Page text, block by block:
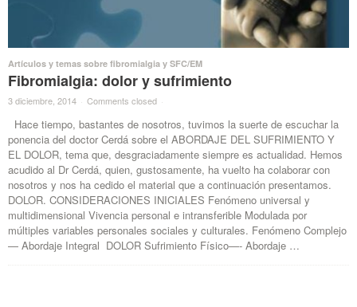
Artículos y temas sobre fibromialgia y SFC/EM
Fibromialgia: dolor y sufrimiento
3 diciembre, 2014 · Comments closed ·
Hace tiempo, bastantes de nosotros, tuvimos la suerte de escuchar la
ponencia del doctor Cerdá sobre el ABORDAJE DEL SUFRIMIENTO Y
EL DOLOR, tema que, desgraciadamente siempre es actualidad. Hemos
acudido al Dr Cerdá, quien, gustosamente, ha vuelto ha colaborar con
nosotros y nos ha cedido el material que a continuación presentamos.
DOLOR. CONSIDERACIONES INICIALES Fenómeno universal y
multidimensional Vivencia personal e intransferible Modulada por
múltiples variables personales sociales y culturales. Fenómeno Complejo
— Abordaje Integral DOLOR Sufrimiento Físico—- Abordaje …